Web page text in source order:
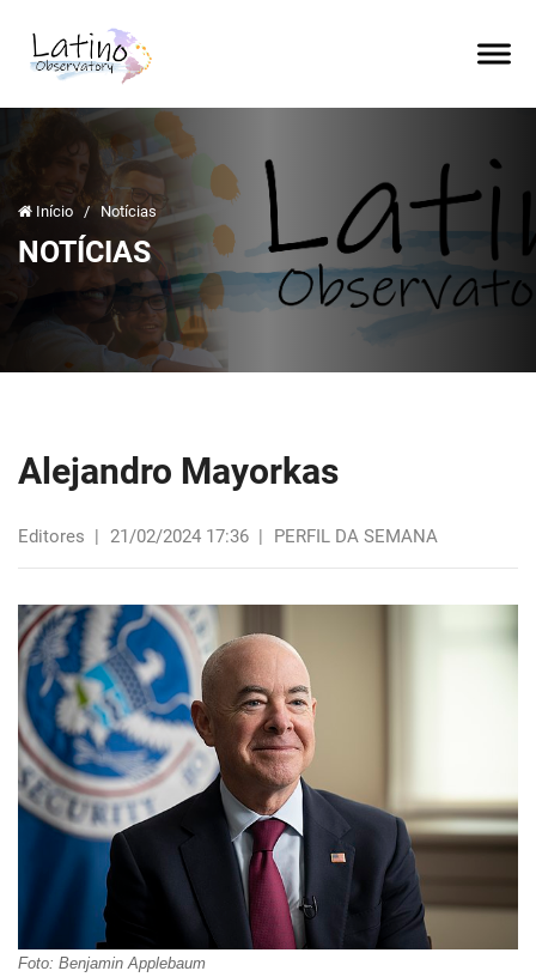
Início / Notícias
NOTÍCIAS
Alejandro Mayorkas
Editores | 21/02/2024 17:36 | PERFIL DA SEMANA
Foto: Benjamin Applebaum